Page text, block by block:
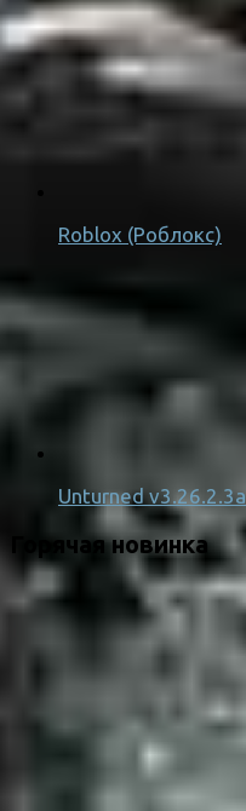
Roblox (Роблокс)
Unturned v3.26.2.3a
Горячая новинка